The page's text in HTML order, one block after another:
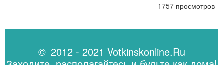
1757 просмотров
© 2012 - 2021 Votkinskonline.Ru